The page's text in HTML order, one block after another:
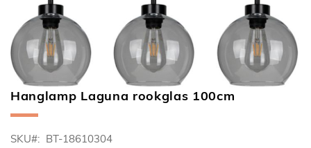
Ga
naar
begin
Hanglamp Laguna rookglas 100cm
SKU BT-18610304